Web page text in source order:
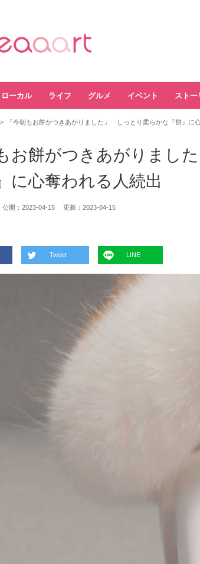
ローカル ライフ グルメ イベント ストー
「今朝もお餅がつきあがりました」 しっとり柔らかな『餅』に
もお餅がつきあがりまし
に心奪われる人続出
開： 2023-04-15 更新： 2023-04-15
Tweet LINE